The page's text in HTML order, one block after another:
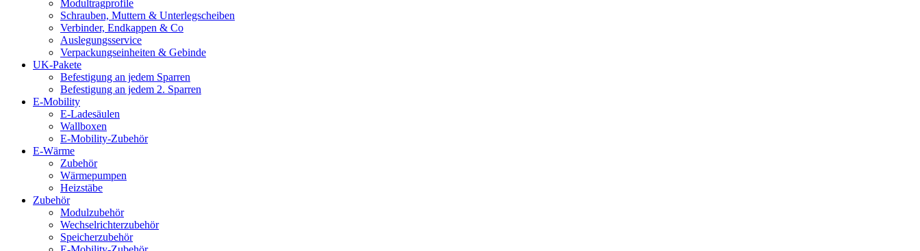
Modultragprofile
Schrauben, Muttern & Unterlegscheiben
Verbinder, Endkappen & Co
Auslegungsservice
Verpackungseinheiten & Gebinde
UK-Pakete
Befestigung an jedem Sparren
Befestigung an jedem 2. Sparren
E-Mobility
E-Ladesäulen
Wallboxen
E-Mobility-Zubehör
E-Wärme
Zubehör
Wärmepumpen
Heizstäbe
Zubehör
Modulzubehör
Wechselrichterzubehör
Speicherzubehör